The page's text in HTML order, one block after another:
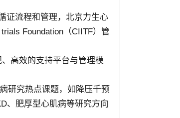
证流程和管理，北京力生心
Foundation（CIITF）管
高效的支持平台与管理模
研究热点课题，如降压千预
、肥厚型心肌病等研究方向